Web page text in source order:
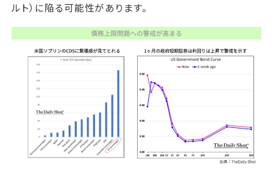
ルト）に陥る可能性があります。